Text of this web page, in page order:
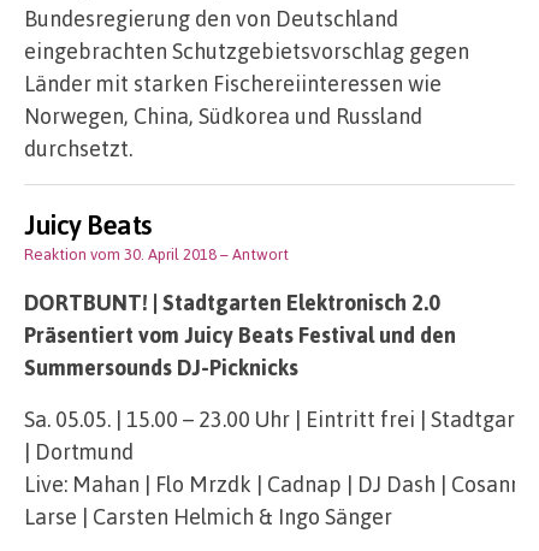
Bundesregierung den von Deutschland
eingebrachten Schutzgebietsvorschlag gegen
Länder mit starken Fischereiinteressen wie
Norwegen, China, Südkorea und Russland
durchsetzt.
Juicy Beats
Reaktion vom 30. April 2018– Antwort
DORTBUNT! | Stadtgarten Elektronisch 2.0
Präsentiert vom Juicy Beats Festival und den
Summersounds DJ-Picknicks
Sa. 05.05. | 15.00 – 23.00 Uhr | Eintritt frei |
| Dortmund
Live: Mahan | Flo Mrzdk | Cadnap | DJ Dash | Cosanne
Larse | Carsten Helmich & Ingo Sänger